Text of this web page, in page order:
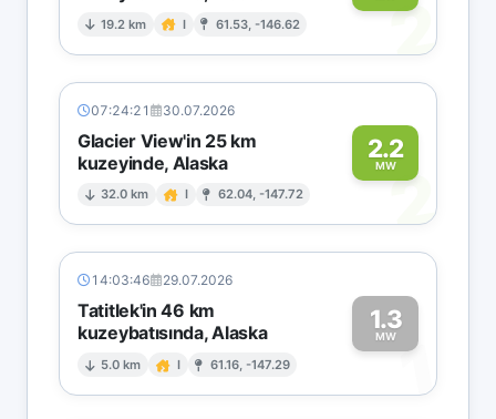
19.2 km I 61.53, -146.62 2
07:24:21 30.07.2026
Glacier View'in 25 km
kuzeyinde, Alaska
32.0 km I 62.04, -147.72
2.2
MW2
14:03:46 29.07.2026
Tatitlek'in 46 km
kuzeybatısında, Alaska
5.0 km I 61.16, -147.29
1.3
MW1